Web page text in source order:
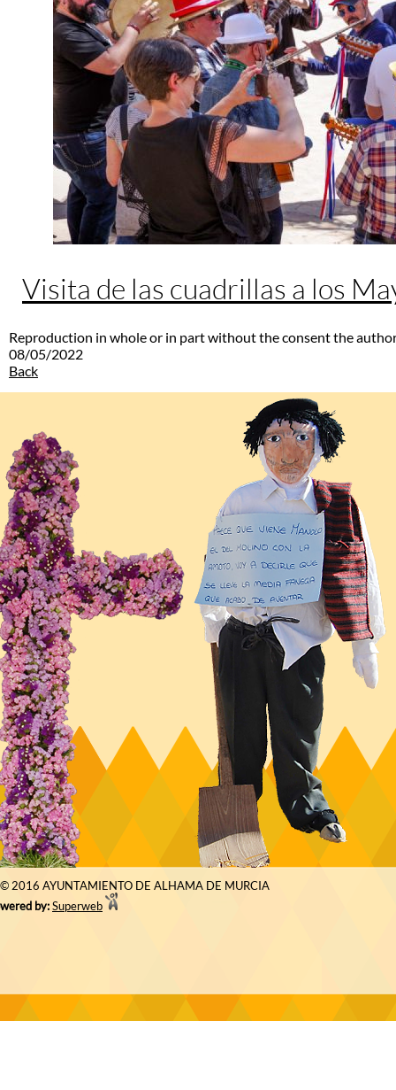
Visita de las cuadrillas a los
Reproduction in whole or in part without the consent the
08/05/2022
Back
© 2016 AYUNTAMIENTO DE ALHAMA DE MURCIA
by:Superweb